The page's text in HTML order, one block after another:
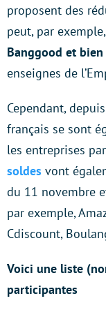
proposent des
peut, par exemple,
Banggood et bien
enseignes de
Cependant,
français se sont
les entreprises
soldes vont
du 11 novembre
par exemple,
Cdiscount,
Voici une liste
participantes